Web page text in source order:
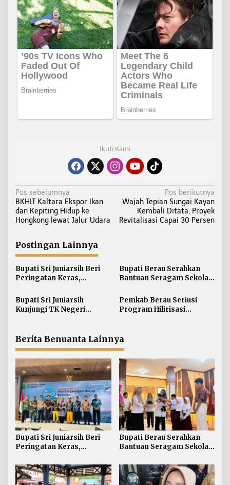
Ikuti Kami
N
a
v
g
a
s
i
o
Pos sebelumnya
BKHIT Kaltara Ekspor Ikan
dan Kepiting Hidup ke
Hongkong lewat Jalur Udara
Pos berikutnya
Wajah Tepian Sungai Kayan
Kembali Ditata, Proyek
Revitalisasi Capai 30 Persen
Postingan Lainnya
Bupati Sri Juniarsih Beri
Peringatan Keras,
54 Ribu Ton
Bupati Berau Serahkan
Bantuan Seragam Sekolah
SMP
Bupati Sri Juniarsih
Kunjungi TK Negeri
Belajar Sejak Dini
Pemkab Berau Seriusi
Program Hilirisasi
Berita Benuanta Lainnya
Bupati Sri Juniarsih Beri
Peringatan Keras,
54 Ribu Ton
Bupati Berau Serahkan
Bantuan Seragam Sekolah
SMP